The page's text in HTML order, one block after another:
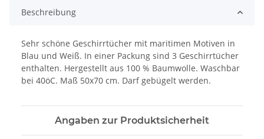
Beschreibung
Sehr schöne Geschirrtücher mit maritimen Motiven in
Blau und Weiß. In einer Packung sind 3 Geschirrtücher
enthalten. Hergestellt aus 100 % Baumwolle. Waschbar
bei 40öC. Maß 50x70 cm. Darf gebügelt werden.
Angaben zur Produktsicherheit